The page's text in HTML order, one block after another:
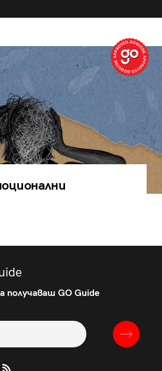
получаваш GO Guide